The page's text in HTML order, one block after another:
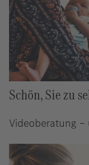
Schön, Sie zu
Videoberatung